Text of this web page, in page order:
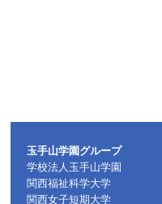
玉手山学園グループ
学校法人玉手山学園
関西福祉科学大学
関西女子短期大学